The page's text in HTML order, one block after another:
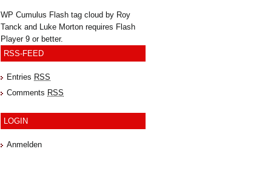
WP Cumulus Flash tag cloud by Roy
Tanck and Luke Morton requires Flash
Player9 or better.
RSS-FEED
Entries RSS
Comments RSS
LOGIN
Anmelden